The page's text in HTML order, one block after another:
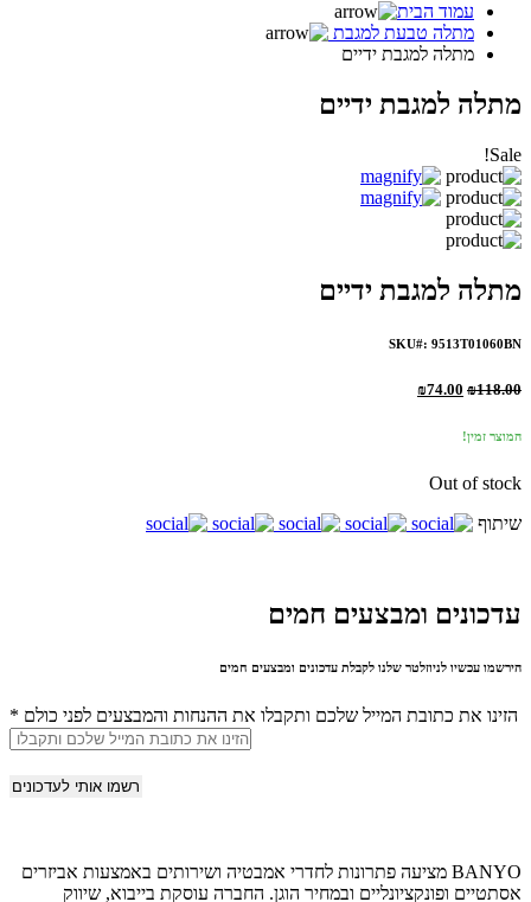
עמוד הבית
מתלה טבעת למגבת
מתלה למגבת ידיים
מתלה למגבת ידיים
Sale!
מתלה למגבת ידיים
SKU#: 9513T01060BN
₪118.00
₪74.00
המוצר זמין!
Out of stock
שיתוף
עדכונים ומבצעים חמים
הירשמו עכשיו לניוזלטר שלנו לקבלת עדכונים ומבצעים חמים
הזינו את כתובת המייל שלכם ותקבלו את ההנחות והמבצעים לפני כולם *
BANYO מציעה פתרונות לחדרי אמבטיה ושירותים באמצעות אביזרים
אסתטיים ופונקציונליים ובמחיר הוגן. החברה עוסקת בייבוא, שיווק